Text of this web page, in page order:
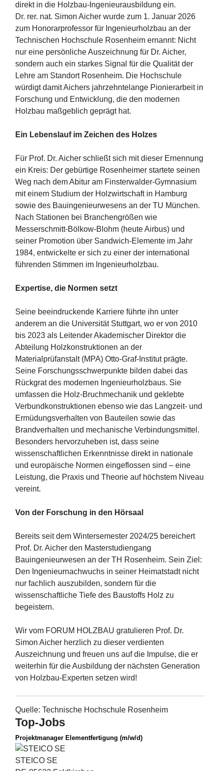
direkt in die Holzbau-Ingenieurausbildung ein.
Dr. rer. nat. Simon Aicher wurde zum 1. Januar 2026
zum Honorarprofessor für Ingenieurholzbau an der
Technischen Hochschule Rosenheim ernannt: Nicht
nur eine persönliche Auszeichnung für Dr. Aicher,
sondern auch ein starkes Signal für die Qualität der
Lehre am Standort Rosenheim. Die Hochschule
würdigt damit Aichers jahrzehntelange Pionierarbeit in
Forschung und Entwicklung, die den modernen
Holzbau maßgeblich geprägt hat.
Ein Lebenslauf im Zeichen des Holzes
Für Prof. Dr. Aicher schließt sich mit dieser Ernennung
ein Kreis: Der gebürtige Rosenheimer startete seinen
Weg nach dem Abitur am Finsterwalder-Gymnasium
mit einem Studium der Holzwirtschaft in Hamburg
sowie des Bauingenieurwesens an der TU München.
Nach Stationen bei Branchengrößen wie
Messerschmitt-Bölkow-Blohm (heute Airbus) und
seiner Promotion über Sandwich-Elemente im Jahr
1984, entwickelte er sich zu einer der international
führenden Stimmen im Ingenieurholzbau.
Expertise, die Normen setzt
Seine beeindruckende Karriere führte ihn unter
anderem an die Universität Stuttgart, wo er von 2010
bis 2023 als Leitender Akademischer Direktor die
Abteilung Holzkonstruktionen an der
Materialprüfanstalt (MPA) Otto-Graf-Institut prägte.
Seine Forschungsschwerpunkte bilden dabei das
Rückgrat des modernen Ingenieurholzbaus. Sie
umfassen die Holz-Bruchmechanik und geklebte
Verbundkonstruktionen ebenso wie das Langzeit- und
Ermüdungsverhalten von Bauteilen sowie das
Brandverhalten und mechanische Verbindungsmittel.
Besonders hervorzuheben ist, dass seine
wissenschaftlichen Erkenntnisse direkt in nationale
und europäische Normen eingeflossen sind – eine
Leistung, die Praxis und Theorie auf höchstem Niveau
vereint.
Von der Forschung in den Hörsaal
Bereits seit dem Wintersemester 2024/25 bereichert
Prof. Dr. Aicher den Masterstudiengang
Bauingenieurwesen an der TH Rosenheim. Sein Ziel:
Den Ingenieurnachwuchs in seiner Heimatstadt nicht
nur fachlich auszubilden, sondern für die
wissenschaftliche Tiefe des Baustoffs Holz zu
begeistern.
Wir vom FORUM HOLZBAU gratulieren Prof. Dr.
Simon Aicher herzlich zu dieser verdienten
Auszeichnung und freuen uns auf die Impulse, die er
weiterhin für die Ausbildung der nächsten Generation
von Holzbau-Experten setzen wird!
Quelle: Technische Hochschule Rosenheim
Top-Jobs
Projektmanager Elementfertigung (m/w/d)
STEICO SE